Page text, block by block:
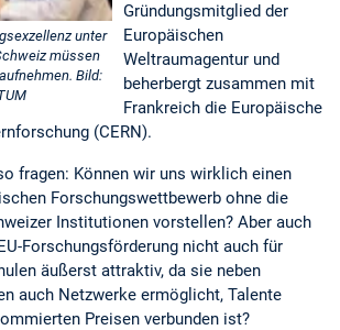
unter
müssen
Bild:
Gründungsmitglied der
Europäischen
Weltraumagentur und
beherbergt zusammen mit
Frankreich die Europäische
(CERN).
fragen: Können wir uns wirklich einen
Forschungswettbewerb ohne die
Institutionen vorstellen? Aber auch
Forschungsförderung nicht auch für
äußerst attraktiv, da sie neben
auch Netzwerke ermöglicht, Talente
Preisen verbunden ist?